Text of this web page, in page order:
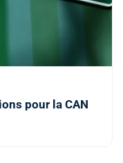
pour la CAN